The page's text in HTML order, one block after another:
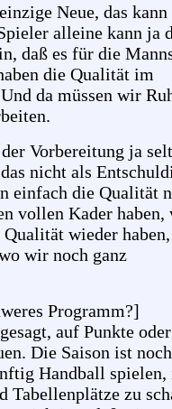
Neue, das kann
alleine kann ja
daß es für die
die Qualität im
da müssen wir
Vorbereitung ja
nicht als
einfach die Qualität
vollen Kader haben,
wieder
wir noch ganz
Programm?]
auf Punkte oder
Die Saison ist
Handball spielen,
Tabellenplätze zu